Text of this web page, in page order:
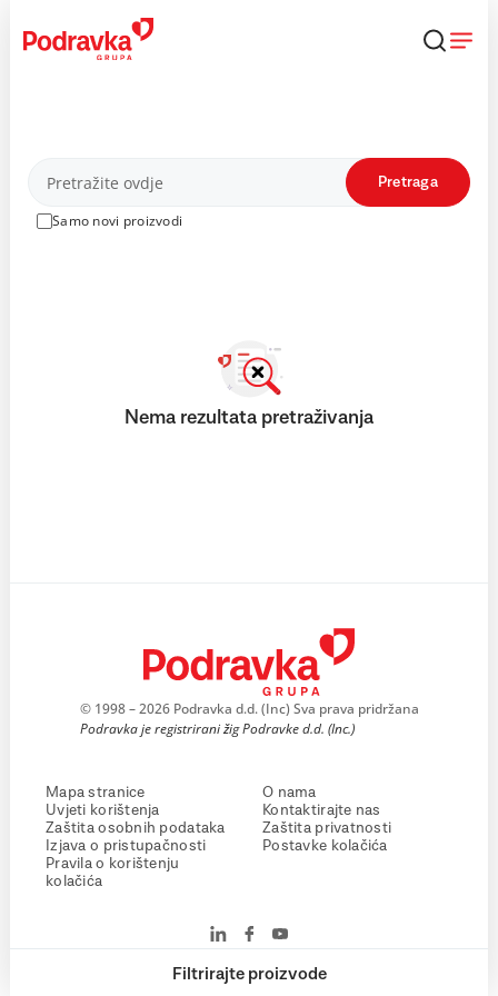
content
Proizvodi
Samo novi proizvodi
Pretraga
Filtrirajte proizvode
Nema rezultata pretraživanja
© 1998 – 2026 Podravka d.d. (Inc) Sva prava pridržana
Podravka je registrirani žig Podravke d.d. (Inc.)
Mapa stranice
Uvjeti korištenja
Zaštita osobnih podataka
Izjava o pristupačnosti
Pravila o korištenju
kolačića
O nama
Kontaktirajte nas
Zaštita privatnosti
Postavke kolačića